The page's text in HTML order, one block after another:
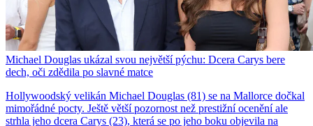
Michael Douglas ukázal svou největší pýchu: Dcera Carys bere
dech, oči zdědila po slavné matce
Hollywoodský velikán Michael Douglas (81) se na Mallorce dočkal
mimořádné pocty. Ještě větší pozornost než prestižní ocenění ale
strhla jeho dcera Carys (23), která se po jeho boku objevila na